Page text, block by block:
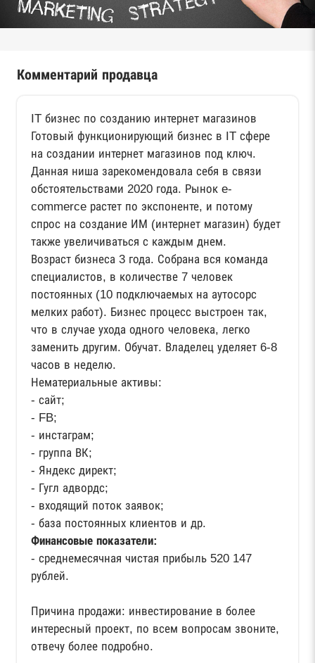
Комментарий продавца
IT бизнес по созданию интернет магазинов
Готовый функционирующий бизнес в IT сфере
на создании интернет магазинов под ключ.
Данная ниша зарекомендовала себя в связи
обстоятельствами 2020 года. Рынок e-
commerce растет по экспоненте, и потому
спрос на создание ИМ (интернет магазин) будет
также увеличиваться с каждым днем.
Возраст бизнеса 3 года. Собрана вся команда
специалистов, в количестве 7 человек
постоянных (10 подключаемых на аутосорс
мелких работ). Бизнес процесс выстроен так,
что в случае ухода одного человека, легко
заменить другим. Обучат. Владелец уделяет 6-8
часов в неделю.
Нематериальные активы:
- сайт;
- FB;
- инстаграм;
- группа ВК;
- Яндекс директ;
- Гугл адвордс;
- входящий поток заявок;
- база постоянных клиентов и др.
Финансовые показатели:
- среднемесячная чистая прибыль 520 147
рублей.
Причина продажи: инвестирование в более
интересный проект, по всем вопросам звоните,
отвечу более подробно.